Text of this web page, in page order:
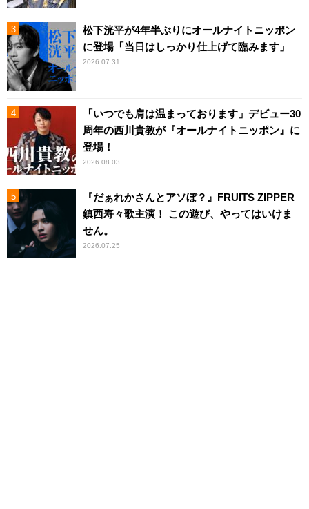
松下洸平が4年半ぶりにオールナイトニッポン
に登場「当日はしっかり仕上げて臨みます」
2026.07.31
「いつでも肩は温まっております」デビュー30
周年の西川貴教が『オールナイトニッポン』に
登場！
2026.08.03
『だぁれかさんとアソぼ？』FRUITS ZIPPER
鎮西寿々歌主演！ この遊び、やってはいけま
せん。
2026.07.25